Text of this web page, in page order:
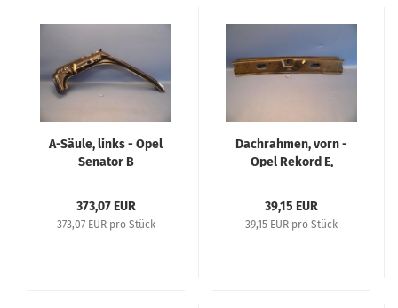
A-Säule, links - Opel
Senator B
373,07 EUR
373,07 EUR pro Stück
Dachrahmen, vorn -
Opel Rekord E,
39,15 EUR
39,15 EUR pro Stück